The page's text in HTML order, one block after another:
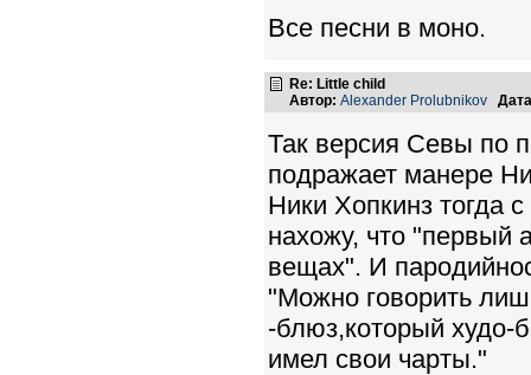
Все песни в моно.
Re: Little child
Автор: Alexander Prolubnikov
Так версия Севы по
подражает манере
Ники Хопкинз тогда
нахожу, что "первый
вещах". И
"Можно говорить
-блюз,который худо-
имел свои чарты."